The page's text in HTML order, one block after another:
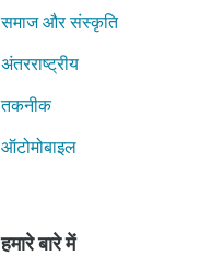
समाज और संस्कृति
अंतरराष्ट्रीय
तकनीक
ऑटोमोबाइल
हमारे बारे में